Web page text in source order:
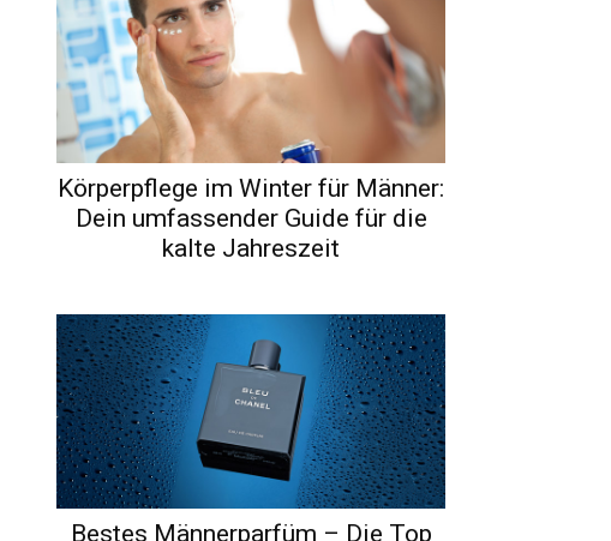
Körperpflege im Winter für Männer:
Dein umfassender Guide für die
kalte Jahreszeit
Bestes Männerparfüm – Die Top